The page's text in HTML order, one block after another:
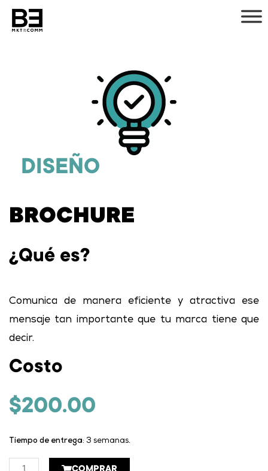
contenido
DISEÑO
BROCHURE
¿Qué es?
Comunica de manera eficiente y atractiva ese
mensaje tan importante que tu marca tiene que
decir.
Costo
$200.00
Tiempo de entrega: 3 semanas.
Falda